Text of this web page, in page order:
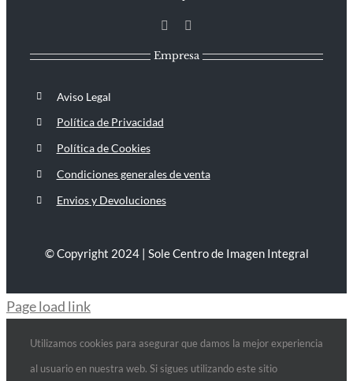
Empresa
Aviso Legal
Política de Privacidad
Política de Cookies
Condiciones generales de venta
Envios y Devoluciones
© Copyright 2024 | Sole Centro de Imagen Integral
Page load link
Utilizamos cookies para asegurar que damos la mejor experiencia
al usuario en nuestra web. Si sigues utilizando este sitio